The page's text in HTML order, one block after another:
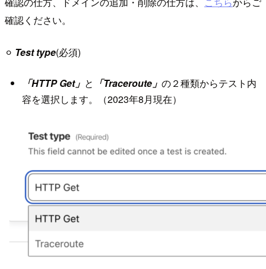
確認ください。
⚪︎ Test type(必須)
「HTTP Get」 と 「Traceroute」 の２種類からテスト内
容を選択します。（2023年8月現在）